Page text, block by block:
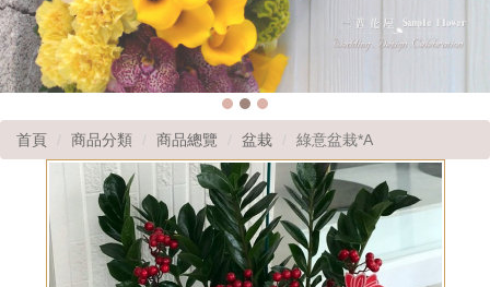
首頁 商品分類 商品總覽 盆栽 綠意盆栽*A